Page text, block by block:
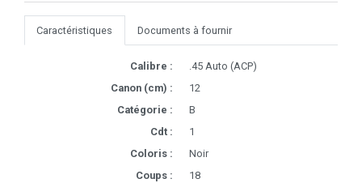
Caractéristiques Documents à fournir
Calibre :
.45 Auto (ACP)
Canon (cm) :
12
Catégorie :
B
Cdt :
1
Coloris :
Noir
Coups :
18